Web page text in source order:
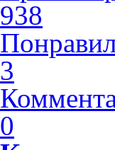
938
3
0